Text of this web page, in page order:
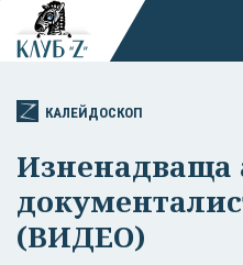
КАЛЕЙДОСКОП
Изненадваща
(ВИДЕО)